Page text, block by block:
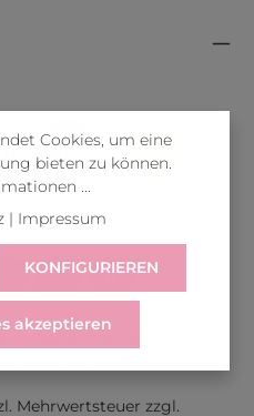
Mehrwertsteuer zzgl.
Cookies, um eine
bieten zu können.
...
| Impressum
KONFIGURIEREN
akzeptieren